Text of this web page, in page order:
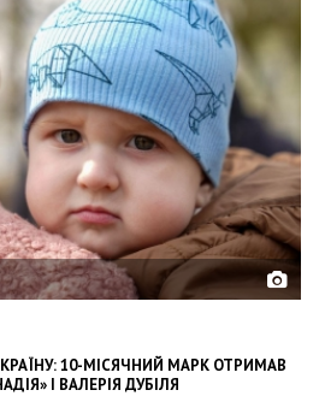
10-МІСЯЧНИЙ МАРК ОТРИМАВ
І ВАЛЕРІЯ ДУБІЛЯ